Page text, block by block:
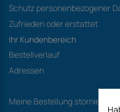
Schutz personenbezogener
Zufrieden oder erstattet
Ihr Kundenbereich
Bestellverlauf
Adressen
Meine Bestellung stornieren